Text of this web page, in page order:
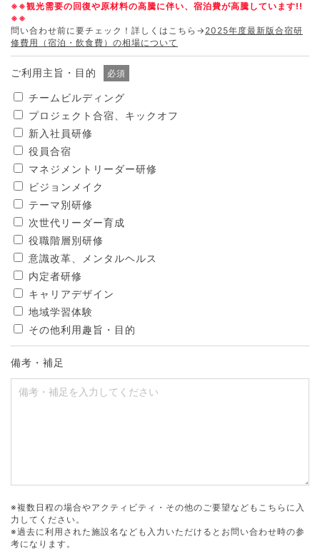
※※観光需要の回復や原材料の高騰に伴い、宿泊費が高騰しています!!
※※
問い合わせ前に要チェック！詳しくはこちら→ 2025年度最新版合宿研
修費用（宿泊・飲食費）の相場について
ご利用主旨・目的 必須
チームビルディング
プロジェクト合宿、キックオフ
新入社員研修
役員合宿
マネジメントリーダー研修
ビジョンメイク
テーマ別研修
次世代リーダー育成
役職階層別研修
意識改革、メンタルヘルス
内定者研修
キャリアデザイン
地域学習体験
その他利用趣旨・目的
備考・補足
※複数日程の場合やアクティビティ・その他のご要望などもこちらに入
力してください。
※過去に利用された施設名なども入力いただけるとお問い合わせ時の参
考になります。